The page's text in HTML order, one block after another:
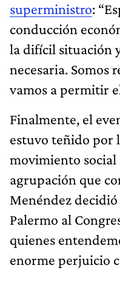
superministro:
conducción
la difícil situación
necesaria. Somos
vamos a permitir
Finalmente, el
estuvo teñido por
movimiento social
agrupación que
Menéndez
Palermo al
quienes
enorme perjuicio